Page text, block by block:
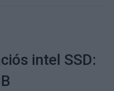
intel SSD: